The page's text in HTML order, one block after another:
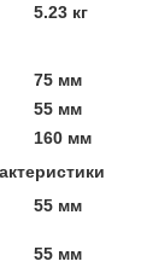
5.23 кг
75 мм
55 мм
160 мм
55 мм
55 мм